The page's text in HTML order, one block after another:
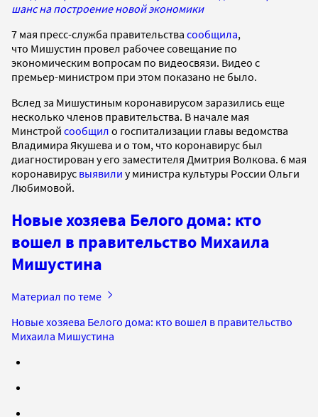
шанс на построение новой экономики
7 мая пресс-служба правительства сообщила,
что Мишустин провел рабочее совещание по
экономическим вопросам по видеосвязи. Видео с
премьер-министром при этом показано не было.
Вслед за Мишустиным коронавирусом заразились еще
несколько членов правительства. В начале мая
Минстрой сообщил о госпитализации главы ведомства
Владимира Якушева и о том, что коронавирус был
диагностирован у его заместителя Дмитрия Волкова. 6 мая
коронавирус выявили у министра культуры России Ольги
Любимовой.
Новые хозяева Белого дома: кто
вошел в правительство Михаила
Мишустина
Материал по теме
Новые хозяева Белого дома: кто вошел в правительство
Михаила Мишустина